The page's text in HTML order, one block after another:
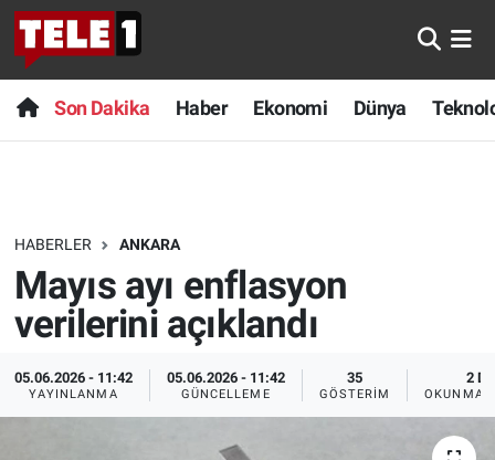
Son Dakika Haber Ekonomi Dünya
HABERLER ANKARA
Mayıs ayı enflasyon
verilerini açıklandı
05.06.2026 - 11:42
YAYINLANMA
05.06.2026 - 11:42
GÜNCELLEME
35
GÖSTERIM
2 DK
OKUNMA
Anında Manşet
Başka Sohbetler
Bilim turu
Bilim ve Teknoloji Evreni
Doğa Konuşuyor
Dünya
Son Dakika
Haber
Dünya
Teknoloji
Sağlık
Spor
Nöbetçi Eczaneler
Hava Durumu
Trafik Durumu
Süper Lig Puan Durumu ve Fikstür
Tüm Manşetler
Son Dakika Haberleri